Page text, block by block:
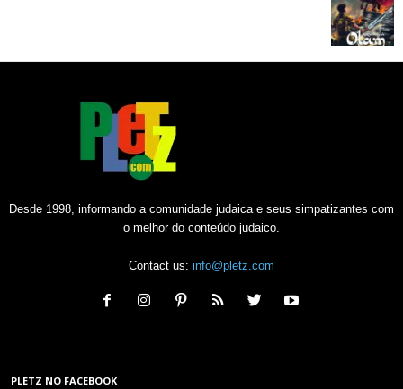
Desde 1998, informando a comunidade judaica e seus simpatizantes com
o melhor do conteúdo judaico.
Contact us: info@pletz.com
PLETZ NO FACEBOOK